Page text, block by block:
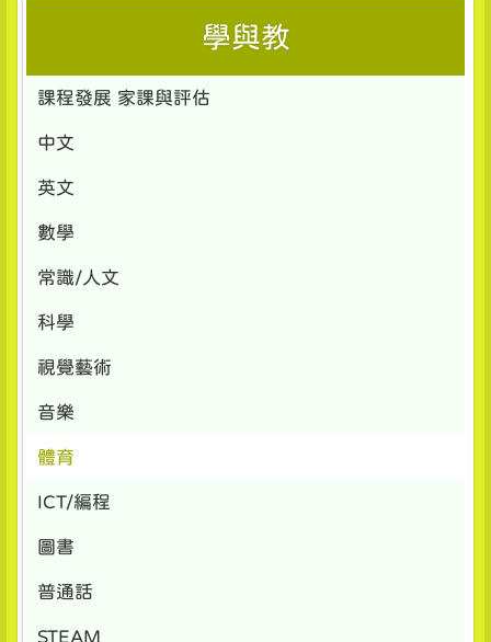
學與教
課程發展 家課與評估
中文
英文
數學
常識/人文
科學
視覺藝術
音樂
體育
ICT/編程
圖書
普通話
STEAM